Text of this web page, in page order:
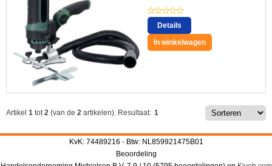
Details
In winkelwagen
Artikel 1 tot 2 (van de 2 artikelen). Resultaat: 1
KvK: 74489216 - Btw: NL859921475B01
Beoordeling